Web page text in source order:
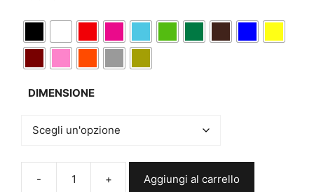
DIMENSIONE
Adesivi
Aggiungi al carrello